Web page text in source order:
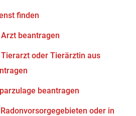
finden
beantragen
oder Tierärztin aus
beantragen
oder in